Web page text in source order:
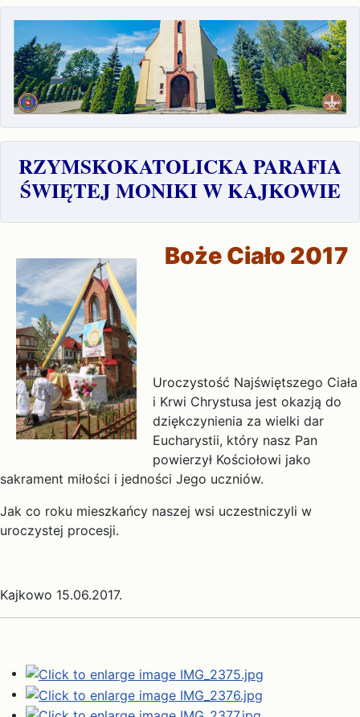
RZYMSKOKATOLICKA PARAFIA
ŚWIĘTEJ MONIKI W KAJKOWIE
Boże Ciało 2017
Uroczystość Najświętszego Ciała
i Krwi Chrystusa jest okazją do
dziękczynienia za wielki dar
Eucharystii, który nasz Pan
powierzył Kościołowi jako
sakrament miłości i jedności Jego uczniów.
Jak co roku mieszkańcy naszej wsi uczestniczyli w
uroczystej procesji.
Kajkowo 15.06.2017.